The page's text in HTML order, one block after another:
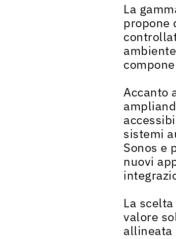
La
propone
Accanto
sistemi
Sonos e
nuovi
La
valore
allineata